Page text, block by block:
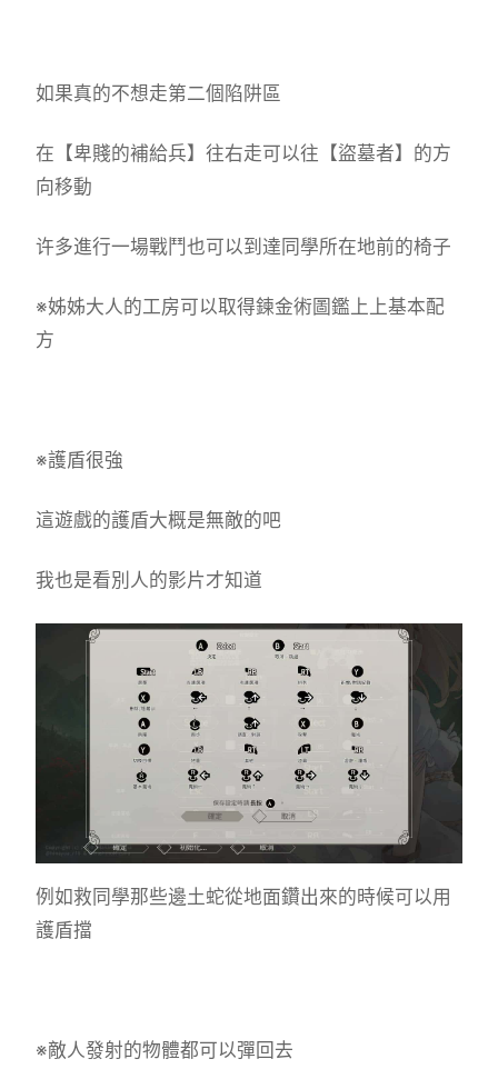
如果真的不想走第二個陷阱區
在【卑賤的補給兵】往右走可以往【盜墓者】的方
向移動
许多進行一場戰鬥也可以到達同學所在地前的椅子
※姊姊大人的工房可以取得鍊金術圖鑑上上基本配
方
※護盾很強
這遊戲的護盾大概是無敵的吧
我也是看別人的影片才知道
例如救同學那些邊土蛇從地面鑽出來的時候可以用
護盾擋
※敵人發射的物體都可以彈回去